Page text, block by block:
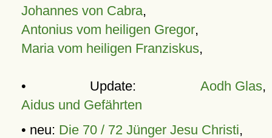
Johannes von Cabra,
Antonius vom heiligen Gregor,
Maria vom heiligen Franziskus,
• Update: Aodh Glas,
Aidus und Gefährten
• neu: Die 70 / 72 Jünger Jesu Christi,